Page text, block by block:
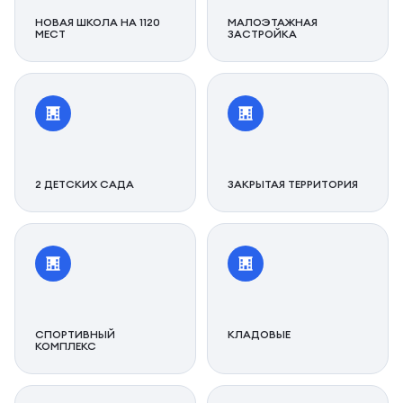
НОВАЯ ШКОЛА НА 1120
МЕСТ
МАЛОЭТАЖНАЯ
ЗАСТРОЙКА
2 ДЕТСКИХ САДА ЗАКРЫТАЯ ТЕРРИТОРИЯ
СПОРТИВНЫЙ
КОМПЛЕКС
КЛАДОВЫЕ